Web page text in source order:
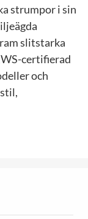
strumpor i sin
slitstarka
certifierad
och